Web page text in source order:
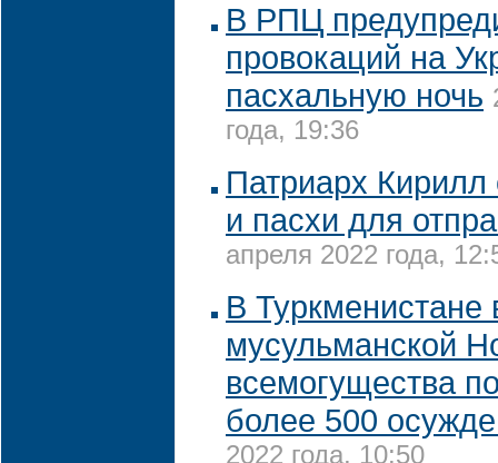
В РПЦ
провокаций на
пасхальную ночь
года, 19:36
Патриарх Кирилл
и пасхи для
апреля 2022 года,
В Туркменистане
мусульманской
всемогущества
более 500